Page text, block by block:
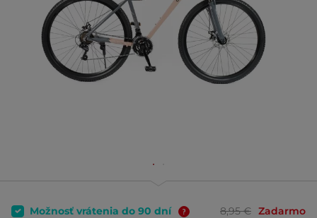
Možnosť vrátenia do 90 dní 8,95 € Zadarmo